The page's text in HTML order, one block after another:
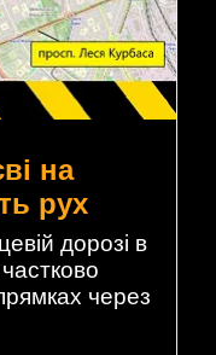
на
рух
дорозі в
через